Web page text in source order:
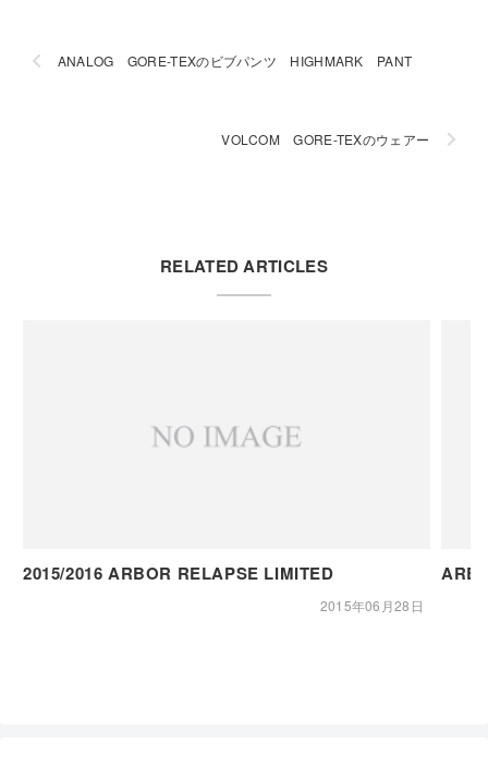
ANALOG GORE-TEXのビブパンツ HIGHMARK PANT
VOLCOM GORE-TEXのウェアー
RELATED ARTICLES
2015/2016 ARBOR RELAPSE LIMITED
2015年06月28日